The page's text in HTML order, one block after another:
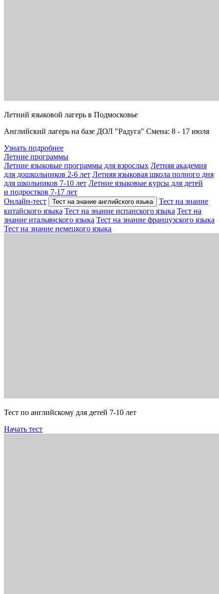
Летний языковой лагерь в Подмосковье
Английский лагерь на базе ДОЛ "Радуга" Смена: 8 - 17 июля
Узнать подробнее
Летние программы
Летние языковые программы для взрослых Летняя академия
для дошкольников 2-6 лет Летняя языковая школа полного дня
для школьников 7-10 лет Летние языковые курсы для детей
и подростков 7-17 лет
Онлайн-тест
Тест на знание английского языка
Тест на знание
китайского языка Тест на знание испанского языка Тест на
знание итальянского языка Тест на знание французского языка
Тест на знание немецкого языка
Тест по английскому для детей 7-10 лет
Начать тест